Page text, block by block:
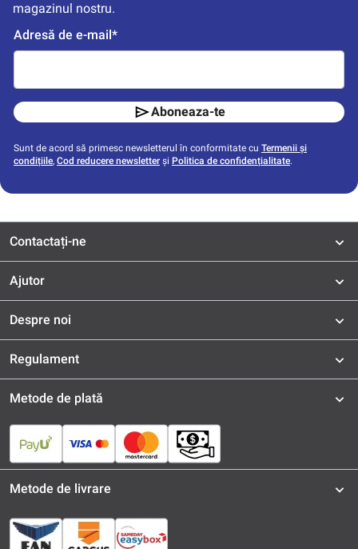
magazinul nostru.
Adresă de e-mail*
Aboneaza-te
Sunt de acord să primesc newsletterul în conformitate cu Termenii și
condițiile, Cod reducere newsletter și Politica de confidențialitate.
Contactați-ne
Ajutor
Despre noi
Regulament
Metode de plată
Metode de livrare